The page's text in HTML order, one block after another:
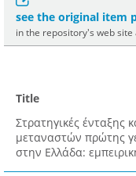
see the original item
in the repository's web
Title
Στρατηγικές ένταξης
μεταναστών πρώτης
στην Ελλάδα: